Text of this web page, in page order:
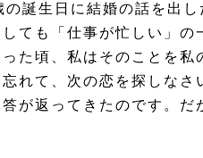
誕生日に結婚の話を出
ても「仕事が忙しい」の
た頃、私はそのことを私
れて、次の恋を探しな
が返ってきたのです。だ